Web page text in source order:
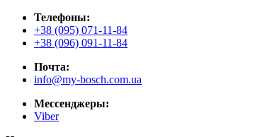
Телефоны:
+38 (095) 071-11-84
+38 (096) 091-11-84
Почта:
info@my-bosch.com.ua
Мессенджеры:
Viber